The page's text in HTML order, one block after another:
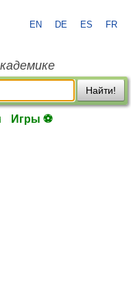
EN DE ES FR
Найти!
Игры ⚽